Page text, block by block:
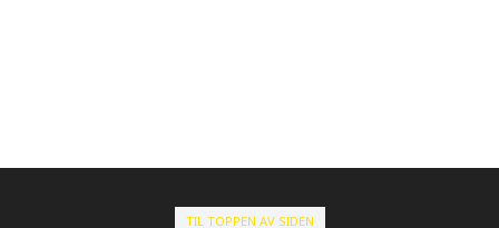
TIL TOPPEN AV SIDEN